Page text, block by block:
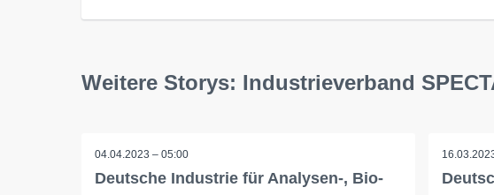
Weitere Storys: Industrieverband
04.04.2023 – 05:00
Deutsche Industrie für Analysen-, Bio-